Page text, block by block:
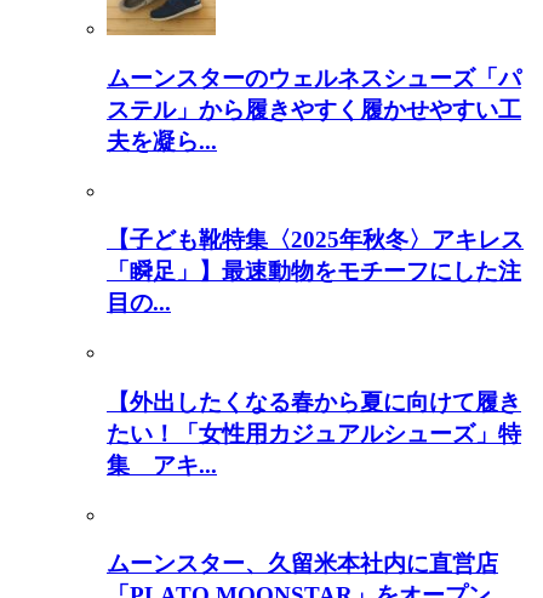
ムーンスターのウェルネスシューズ「パ
ステル」から履きやすく履かせやすい工
夫を凝ら...
【子ども靴特集〈2025年秋冬〉アキレス
「瞬足」】最速動物をモチーフにした注
目の...
【外出したくなる春から夏に向けて履き
たい！「女性用カジュアルシューズ」特
集 アキ...
ムーンスター、久留米本社内に直営店